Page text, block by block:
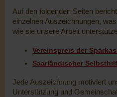
Auf den folgenden Seiten
einzelnen Auszeichnungen,
wie sie unsere Arbeit
Vereinspreis der
Saarländischer
Jede Auszeichnung motiviert
Unterstützung und